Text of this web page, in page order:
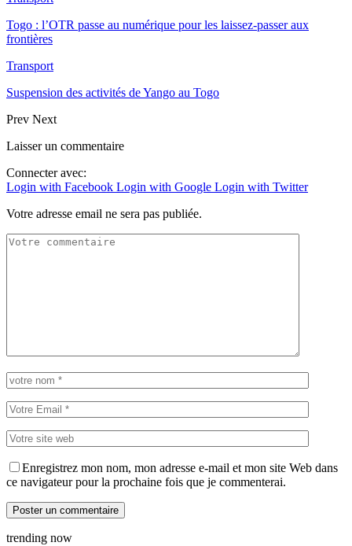
Togo : l’OTR passe au numérique pour les laissez-passer aux
frontières
Transport
Suspension des activités de Yango au Togo
Prev Next
Laisser un commentaire
Connecter avec:
Login with Facebook Login with Google Login with Twitter
Votre adresse email ne sera pas publiée.
Enregistrez mon nom, mon adresse e-mail et mon site Web dans
ce navigateur pour la prochaine fois que je commenterai.
trending now